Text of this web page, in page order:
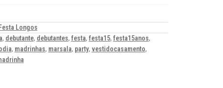
Longos
, debutante, debutantes, festa, festa15, festa15anos,
, madrinhas, marsala, party, vestidocasamento,